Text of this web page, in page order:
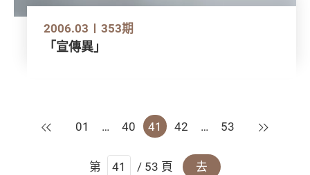
2006.03 353期
「宣傳異」
上一頁
01 … 40 41 42 … 53 下一頁
第 / 53 頁 去